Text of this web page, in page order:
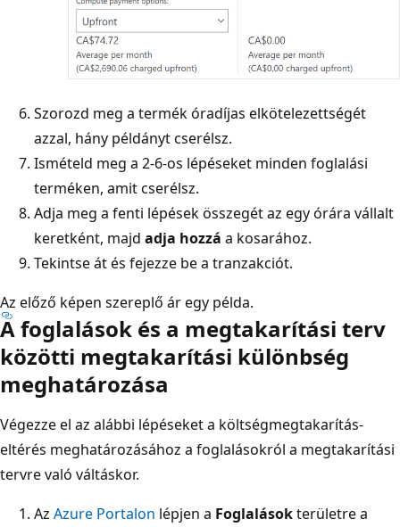
Szorozd meg a termék óradíjas elkötelezettségét
azzal, hány példányt cserélsz.
Ismételd meg a 2-6-os lépéseket minden foglalási
terméken, amit cserélsz.
Adja meg a fenti lépések összegét az egy órára vállalt
keretként, majd adja hozzá a kosarához.
Tekintse át és fejezze be a tranzakciót.
Az előző képen szereplő ár egy példa.
A foglalások és a megtakarítási terv
közötti megtakarítási különbség
meghatározása
Végezze el az alábbi lépéseket a költségmegtakarítás-
eltérés meghatározásához a foglalásokról a megtakarítási
tervre való váltáskor.
Az Azure Portalon lépjen a Foglalásokterületre a